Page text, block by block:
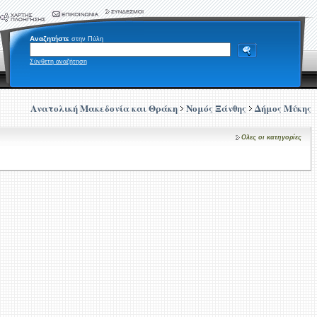
Αναζητήστε στην Πύλη
Σύνθετη αναζήτηση
Ανατολική Μακεδονία και Θράκη Νομός Ξάνθης Δήμος Μύκης
Ολες οι κατηγορίες